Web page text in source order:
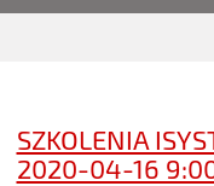
SZKOLENIA
2020-04-16